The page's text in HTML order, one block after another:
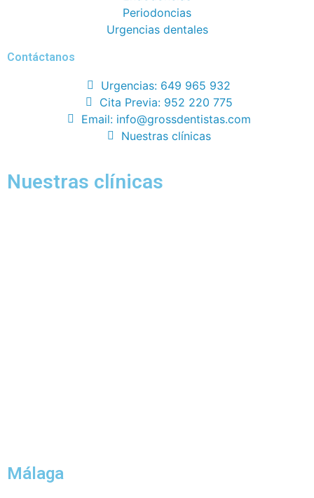
Periodoncias
Urgencias dentales
Contáctanos
Urgencias: 649 965 932
Cita Previa: 952 220 775
Email: info@grossdentistas.com
Nuestras clínicas
Nuestras clínicas
Málaga